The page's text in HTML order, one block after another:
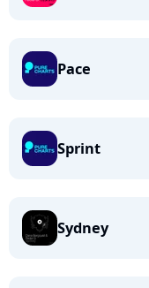
Pace
Sprint
Sydney